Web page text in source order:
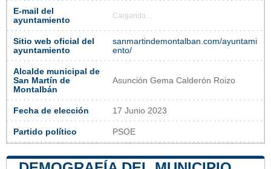
E-mail del
ayuntamiento
Cargando...
Sitio web oficial del
ayuntamiento
sanmartindemontalban.com/ayuntami
ento/
Alcalde municipal de
San Martín de
Montalbán
Asunción Gema Calderón Roizo
Fecha de elección 17 Junio 2023
Partido político PSOE